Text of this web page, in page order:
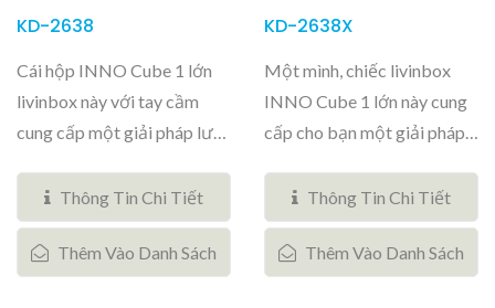
KD-2638
Cái hộp INNO Cube 1 lớn
livinbox này với tay cầm
cung cấp một giải pháp lưu
Thông Tin Chi Tiết
Thêm Vào Danh Sách
KD-2638X
Một mình, chiếc livinbox
INNO Cube 1 lớn này cung
cấp cho bạn một giải pháp
Thông Tin Chi Tiết
Thêm Vào Danh Sách